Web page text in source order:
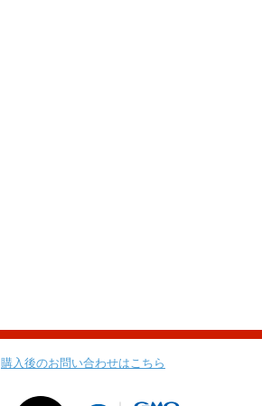
購入後のお問い合わせはこちら